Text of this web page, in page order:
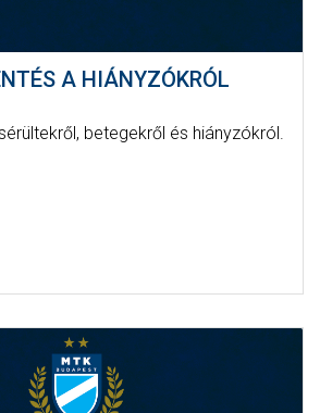
A HIÁNYZÓKRÓL
betegekről és hiányzókról.